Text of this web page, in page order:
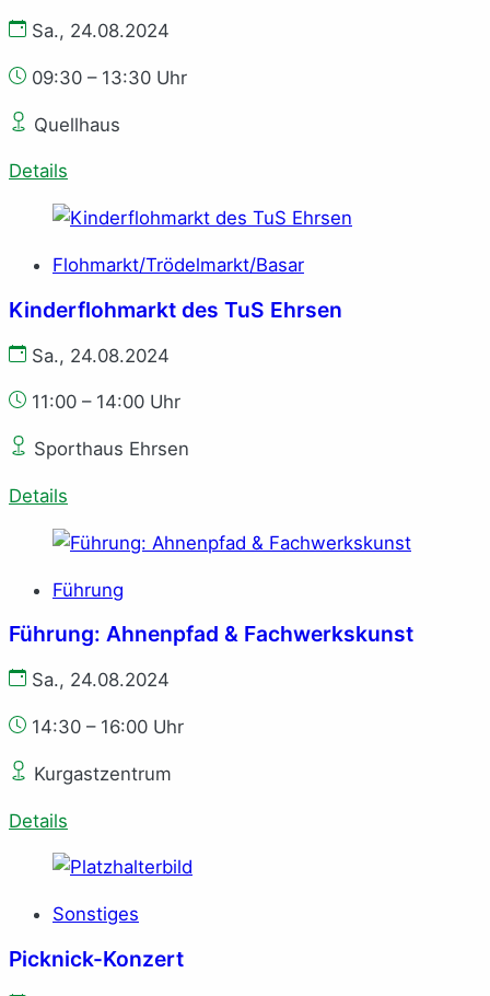
Sa., 24.08.2024
09:30 – 13:30 Uhr
Quellhaus
Details
Flohmarkt/Trödelmarkt/Basar
Kinderflohmarkt des TuS Ehrsen
Sa., 24.08.2024
11:00 – 14:00 Uhr
Sporthaus Ehrsen
Details
Führung
Führung: Ahnenpfad & Fachwerkskunst
Sa., 24.08.2024
14:30 – 16:00 Uhr
Kurgastzentrum
Details
Sonstiges
Picknick-Konzert